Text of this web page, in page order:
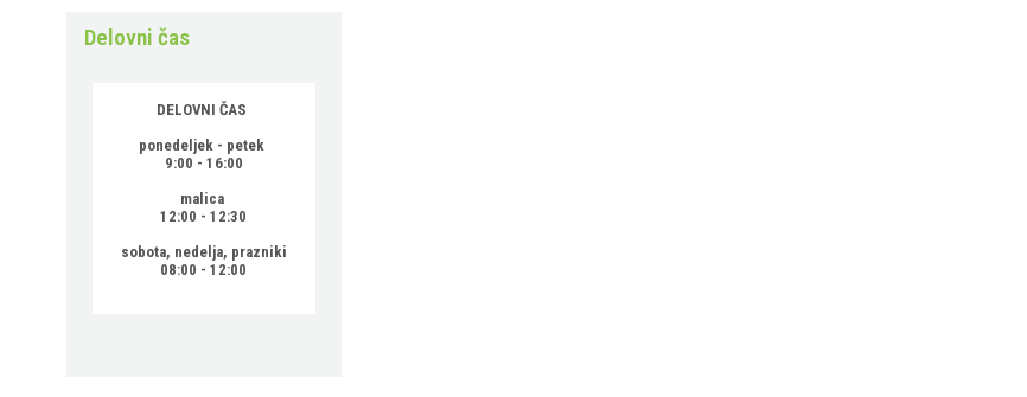
Delovni čas
DELOVNI ČAS
ponedeljek - petek
9:00 - 16:00
malica
12:00 - 12:30
sobota, nedelja, prazniki
08:00 - 12:00